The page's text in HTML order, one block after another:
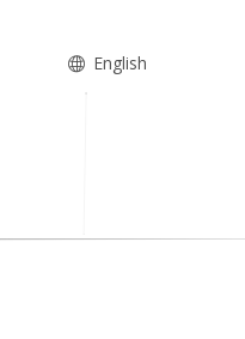
English